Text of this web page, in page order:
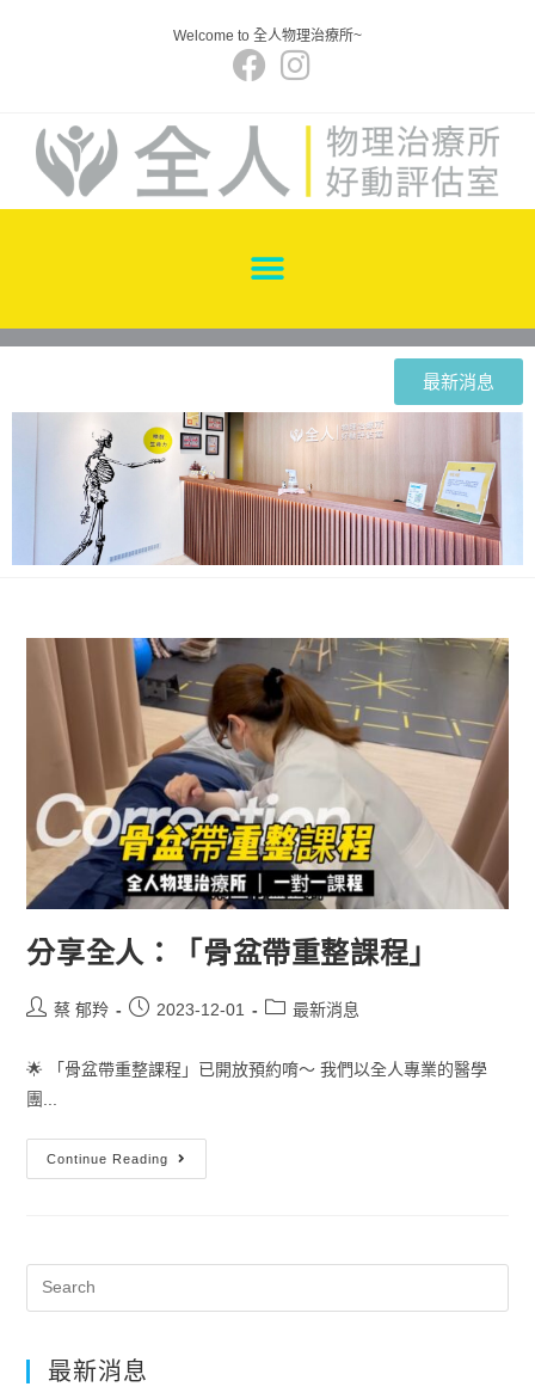
Welcome to 全人物理治療所~
最新消息
分享全人：「骨盆帶重整課程」
蔡 郁羚 2023-12-01 最新消息
🌟 「骨盆帶重整課程」已開放預約唷～ 我們以全人專業的醫學
團...
Continue Reading
最新消息